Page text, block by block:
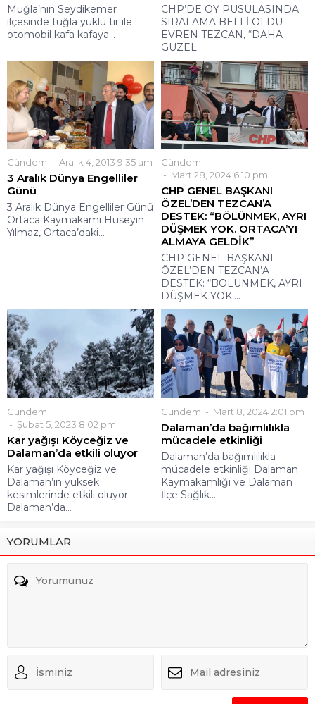
Muğla’nın Seydikemer
ilçesinde tuğla yüklü tır ile
otomobil kafa kafaya...
CHP’DE OY PUSULASINDA
SIRALAMA BELLİ OLDU
EVREN TEZCAN, “DAHA
GÜZEL...
Gündem Aralık 4, 2013 9:35 am
3 Aralık Dünya Engelliler
Günü
3 Aralık Dünya Engelliler Günü
Ortaca Kaymakamı Hüseyin
Yılmaz, Ortaca’daki...
Gündem
Mart 28, 2024 6:10 pm
CHP GENEL BAŞKANI
ÖZEL’DEN TEZCAN’A
DESTEK: “BÖLÜNMEK, AYRI
DÜŞMEK YOK. ORTACA’YI
ALMAYA GELDİK”
CHP GENEL BAŞKANI
ÖZEL’DEN TEZCAN’A
DESTEK: “BÖLÜNMEK, AYRI
DÜŞMEK YOK....
Gündem
Şubat 5, 2023 8:02 pm
Kar yağışı Köyceğiz ve
Dalaman’da etkili oluyor
Kar yağışı Köyceğiz ve
Dalaman’ın yüksek
kesimlerinde etkili oluyor.
Dalaman’da...
Gündem Mart 8, 2024 2:01 pm
Dalaman’da bağımlılıkla
mücadele etkinliği
Dalaman’da bağımlılıkla
mücadele etkinliği Dalaman
Kaymakamlığı ve Dalaman
İlçe Sağlık...
YORUMLAR